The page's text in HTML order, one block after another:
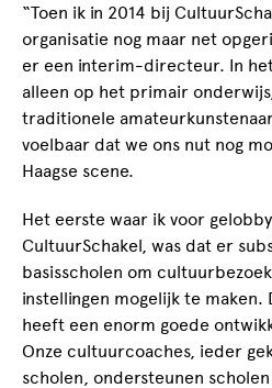
“Toen ik in 2014 bij
organisatie nog maar net
er een interim-directeur. In
alleen op het primair
traditionele
voelbaar dat we ons nut nog
Haagse scene.
Het eerste waar ik voor
CultuurSchakel, was dat er
basisscholen om
instellingen mogelijk te maken.
heeft een enorm goede
Onze cultuurcoaches, ieder
scholen, ondersteunen